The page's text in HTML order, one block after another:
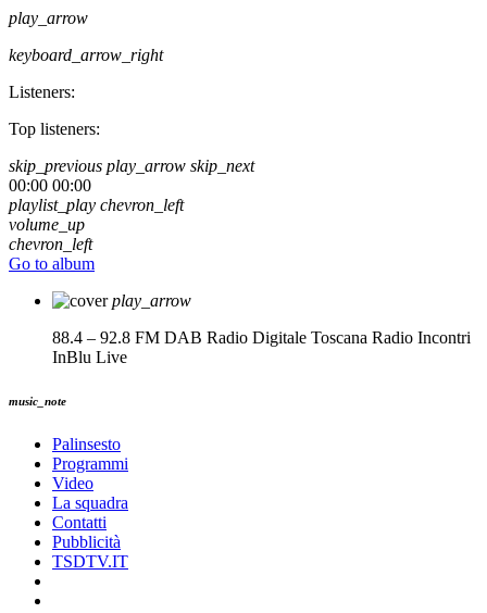
play_arrow
keyboard_arrow_right
Listeners:
Top listeners:
skip_previous play_arrow skip_next
00:00 00:00
playlist_play chevron_left
volume_up
chevron_left
Go to album
play_arrow
88.4 – 92.8 FM DAB Radio Digitale Toscana Radio Incontri
InBlu Live
music_note
Palinsesto
Programmi
Video
La squadra
Contatti
Pubblicità
TSDTV.IT